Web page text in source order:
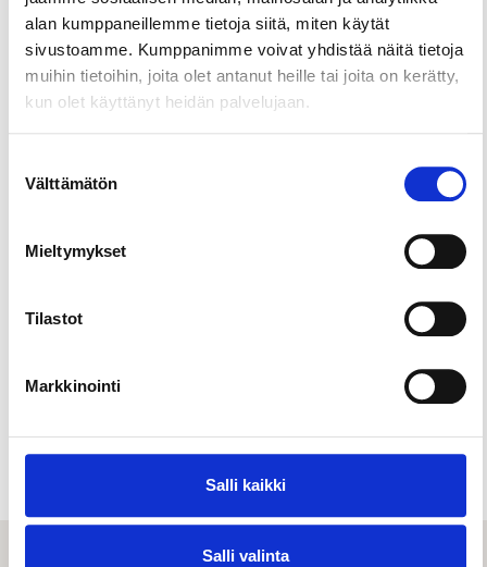
alan kumppaneillemme tietoja siitä, miten käytät
sivustoamme. Kumppanimme voivat yhdistää näitä tietoja
muihin tietoihin, joita olet antanut heille tai joita on kerätty,
kun olet käyttänyt heidän palvelujaan.
valinta
Välttämätön
Mieltymykset
Tilastot
Markkinointi
Salli kaikki
Salli valinta
A cosy hotel in a beautiful lakeside setting near
the centre of Tampere and Särkänniemi
amusement park. The hotel has a great restaurant,
electric vehicles.
Accomodation